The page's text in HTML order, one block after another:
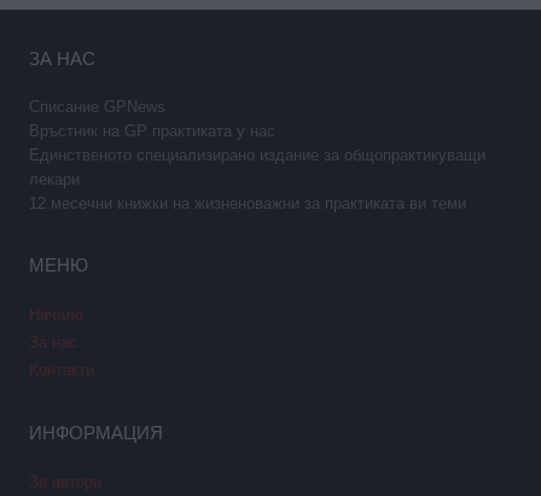
ЗА НАС
Списание GPNews
Връстник на GP практиката у нас
Единственото специализирано издание за общопрактикуващи
лекари
12 месечни книжки на жизненоважни за практиката ви теми
МЕНЮ
Начало
За нас
Контакти
ИНФОРМАЦИЯ
За автори